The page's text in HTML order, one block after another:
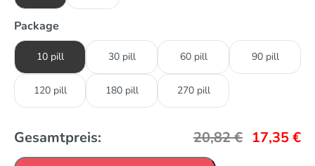
Package
10 pill 30 pill 60 pill 90 pill
120 pill 180 pill 270 pill
Gesamtpreis: 20,82€ 17,35€